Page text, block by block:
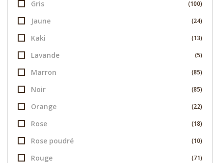
Gris (100)
Jaune (24)
Kaki (13)
Lavande (5)
Marron (85)
Noir (85)
Orange (22)
Rose (18)
Rose poudré (10)
Rouge (71)